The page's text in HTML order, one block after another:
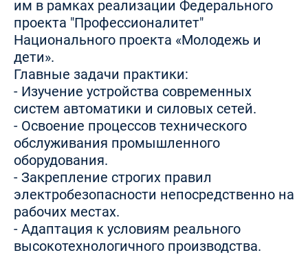
им в рамках реализации Федерального
проекта "Профессионалитет"
Национального проекта «Молодежь и
дети».
Главные задачи практики:
- Изучение устройства современных
систем автоматики и силовых сетей.
- Освоение процессов технического
обслуживания промышленного
оборудования.
- Закрепление строгих правил
электробезопасности непосредственно на
рабочих местах.
- Адаптация к условиям реального
высокотехнологичного производства.